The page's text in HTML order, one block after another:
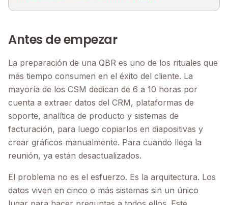
Antes de empezar
La preparación de una QBR es uno de los rituales que
más tiempo consumen en el éxito del cliente. La
mayoría de los CSM dedican de 6 a 10 horas por
cuenta a extraer datos del CRM, plataformas de
soporte, analítica de producto y sistemas de
facturación, para luego copiarlos en diapositivas y
crear gráficos manualmente. Para cuando llega la
reunión, ya están desactualizados.
El problema no es el esfuerzo. Es la arquitectura. Los
datos viven en cinco o más sistemas sin un único